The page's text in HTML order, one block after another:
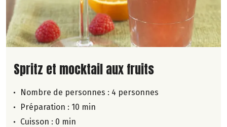
Lire la suite de la recette
Spritz et mocktail aux fruits
Nombre de personnes : 4 personnes
Préparation : 10 min
Cuisson : 0 min